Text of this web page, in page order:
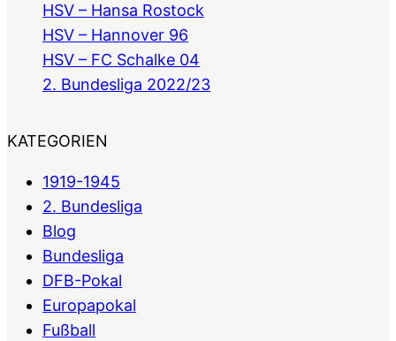
HSV – Hansa Rostock
HSV – Hannover 96
HSV – FC Schalke 04
2. Bundesliga 2022/23
KATEGORIEN
1919-1945
2. Bundesliga
Blog
Bundesliga
DFB-Pokal
Europapokal
Fußball